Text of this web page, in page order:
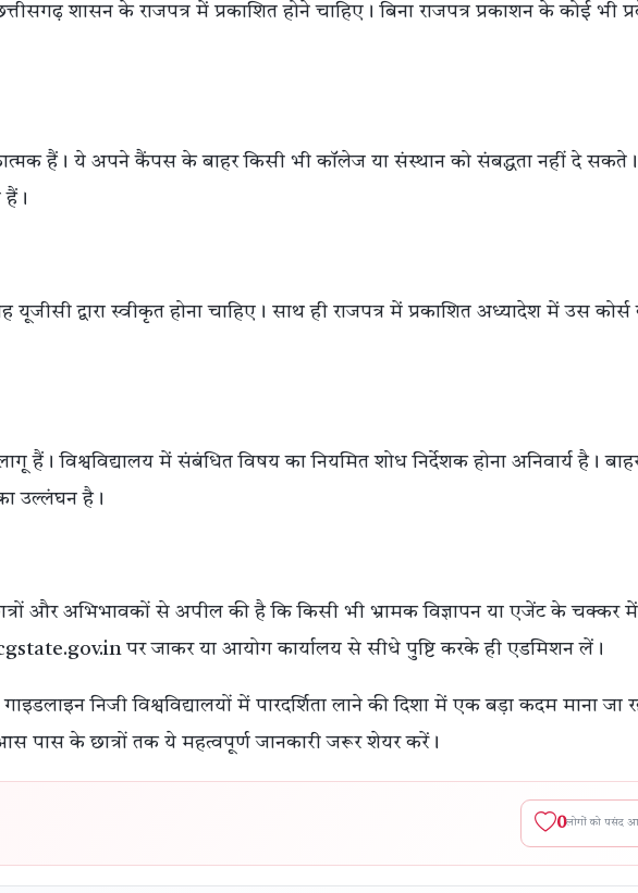
शासन के राजपत्र में प्रकाशित होने चाहिए। बिना राजपत्र प्रकाशन के कोई भी
हैं। ये अपने कैंपस के बाहर किसी भी कॉलेज या संस्थान को संबद्धता नहीं दे सकते।
हैं।
द्वारा स्वीकृत होना चाहिए। साथ ही राजपत्र में प्रकाशित अध्यादेश में उस कोर्स
हैं। विश्वविद्यालय में संबंधित विषय का नियमित शोध निर्देशक होना अनिवार्य है।
उल्लंघन है।
और अभिभावकों से अपील की है कि किसी भी भ्रामक विज्ञापन या एजेंट के चक्कर
पर जाकर या आयोग कार्यालय से सीधे पुष्टि करके ही एडमिशन लें।
निजी विश्वविद्यालयों में पारदर्शिता लाने की दिशा में एक बड़ा कदम माना जा
पास के छात्रों तक ये महत्वपूर्ण जानकारी जरूर शेयर करें।
0लोगों को पसंद